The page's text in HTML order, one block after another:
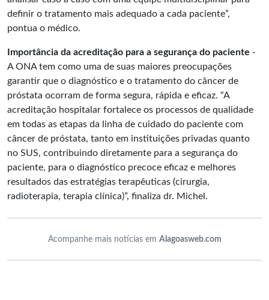
definir o tratamento mais adequado a cada paciente”,
pontua o médico.
Importância da acreditação para a segurança do paciente -
A ONA tem como uma de suas maiores preocupações
garantir que o diagnóstico e o tratamento do câncer de
próstata ocorram de forma segura, rápida e eficaz. “A
acreditação hospitalar fortalece os processos de qualidade
em todas as etapas da linha de cuidado do paciente com
câncer de próstata, tanto em instituições privadas quanto
no SUS, contribuindo diretamente para a segurança do
paciente, para o diagnóstico precoce eficaz e melhores
resultados das estratégias terapêuticas (cirurgia,
radioterapia, terapia clínica)”, finaliza dr. Michel.
Acompanhe mais notícias em Alagoasweb.com